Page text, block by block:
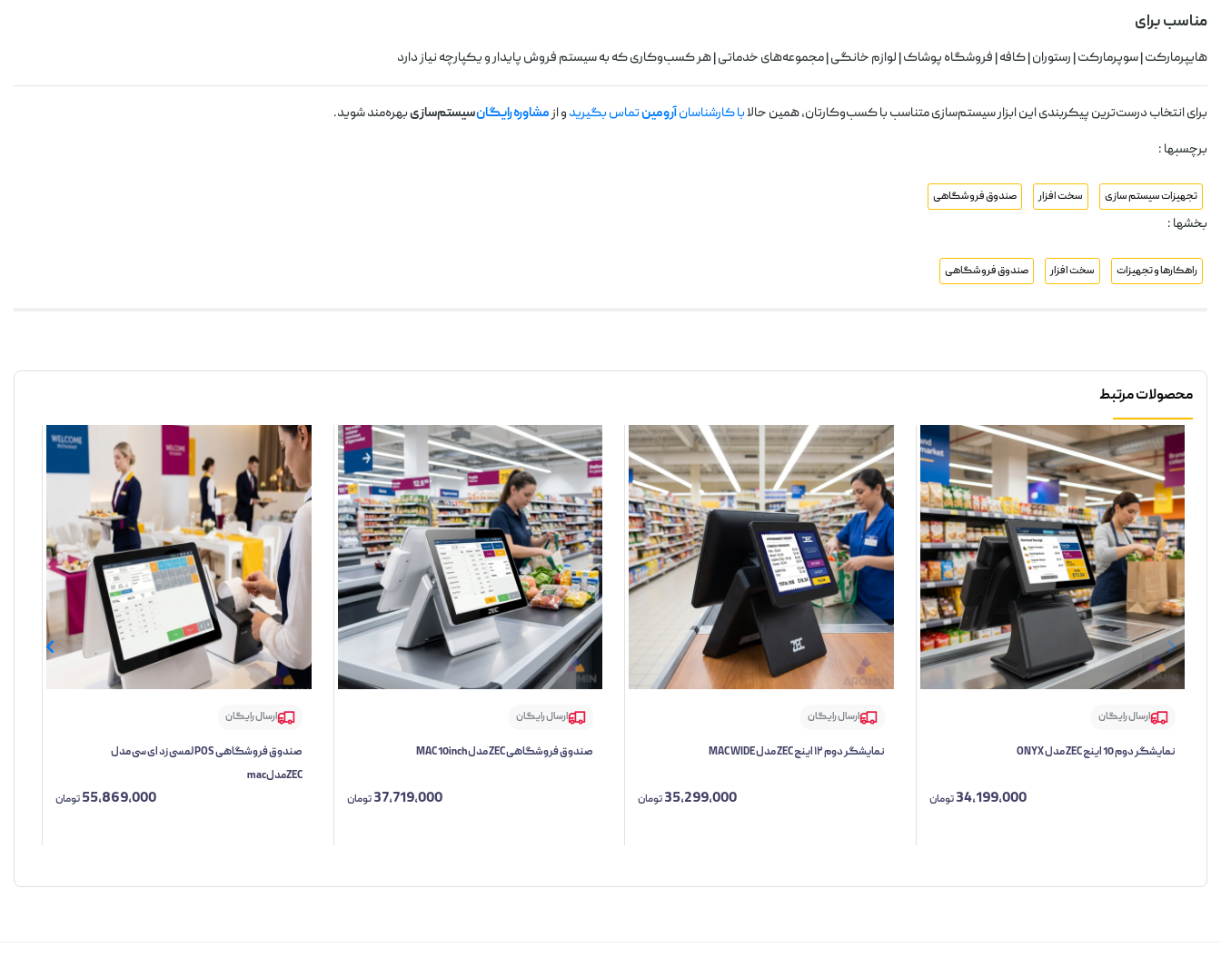
مناسب برای
هایپرمارکت | سوپرمارکت | رستوران | کافه | فروشگاه پوشاک | لوازم خانگی | مجموعه‌های خدماتی | هر کسب‌وکاری که به سیستم فروش پایدار و یکپارچه نیاز دارد
برای انتخاب درست‌ترین پیکربندی این ابزار سیستم‌سازی متناسب با کسب‌وکارتان، همین حالابا کارشناسانآرومینتماس بگیرید و از مشاوره رایگانسیستم‌سازیبهره‌مند شوید.
برچسبها :
تجهیزات سیستم سازی سخت افزار صندوق فروشگاهی
بخشها :
راهکارها و تجهیزات سخت افزار صندوق فروشگاهی
محصولات مرتبط
ارسال رایگان
نمایشگر دوم 10 اینچ ZEC مدل ONYX
34,199,000 تومان
ارسال رایگان
نمایشگر دوم ۱۲ اینچ ZEC مدل MAC WIDE
35,299,000تومان
ارسال رایگان
صندوق فروشگاهی ZEC مدل MAC 10inch
37,719,000 تومان
ارسال رایگان
صندوق فروشگاهی POS لمسی زد ای سی مدل
ZECمدلmac
55,869,000تومان